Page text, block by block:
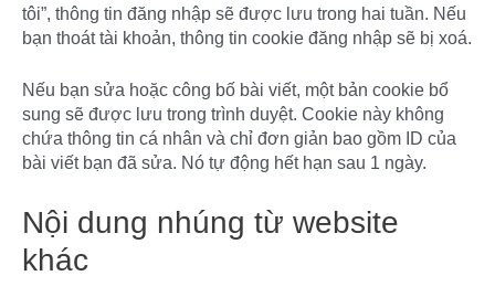
tôi”, thông tin đăng nhập sẽ được lưu trong hai tuần. Nếu
bạn thoát tài khoản, thông tin cookie đăng nhập sẽ bị xoá.
Nếu bạn sửa hoặc công bố bài viết, một bản cookie bổ
sung sẽ được lưu trong trình duyệt. Cookie này không
chứa thông tin cá nhân và chỉ đơn giản bao gồm ID của
bài viết bạn đã sửa. Nó tự động hết hạn sau 1 ngày.
Nội dung nhúng từ website
khác